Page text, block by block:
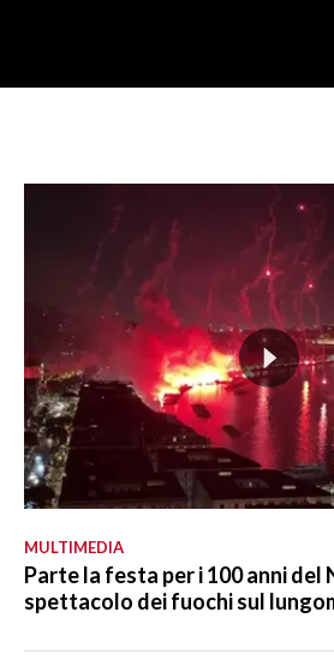
MULTIMEDIA
Parte la festa per i 100 anni del
spettacolo dei fuochi sul